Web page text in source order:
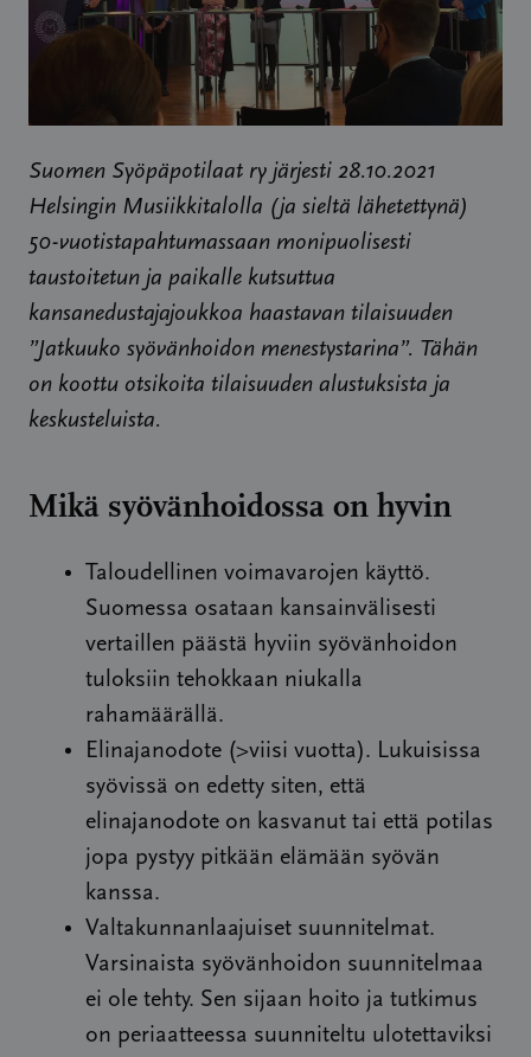
Suomen Syöpäpotilaat ry järjesti 28.10.2021
Helsingin Musiikkitalolla (ja sieltä lähetettynä)
50-vuotistapahtumassaan monipuolisesti
taustoitetun ja paikalle kutsuttua
kansanedustajajoukkoa haastavan tilaisuuden
”Jatkuuko syövänhoidon menestystarina”. Tähän
on koottu otsikoita tilaisuuden alustuksista ja
keskusteluista.
Mikä syövänhoidossa on hyvin
Taloudellinen voimavarojen käyttö.
Suomessa osataan kansainvälisesti
vertaillen päästä hyviin syövänhoidon
tuloksiin tehokkaan niukalla
rahamäärällä.
Elinajanodote (>viisi vuotta). Lukuisissa
syövissä on edetty siten, että
elinajanodote on kasvanut tai että potilas
jopa pystyy pitkään elämään syövän
kanssa.
Valtakunnanlaajuiset suunnitelmat.
Varsinaista syövänhoidon suunnitelmaa
ei ole tehty. Sen sijaan hoito ja tutkimus
on periaatteessa suunniteltu ulotettaviksi